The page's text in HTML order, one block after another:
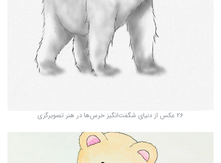
26 عکس از دنیای شگفت‌انگیز خرس‌ها در هنر تصویرگری